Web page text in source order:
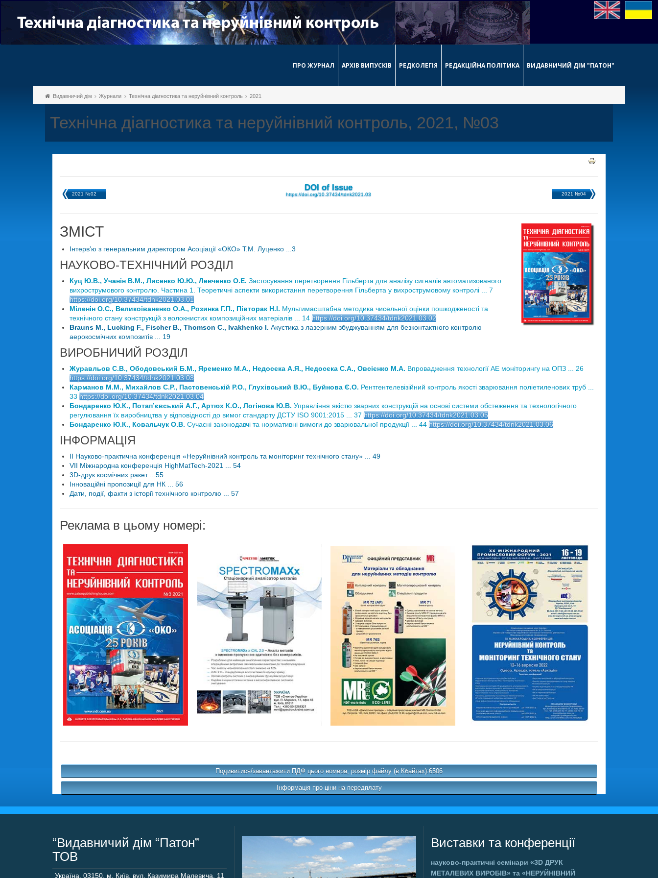
ПРО ЖУРНАЛ АРХІВ ВИПУСКІВ РЕДКОЛЕГІЯ РЕДАКЦІЙНА ПОЛІТИКА ВИДАВНИЧИЙ ДІМ "ПАТОН"
Видавничий дім Журнали Технічна діагностика та неруйнівний контроль 2021
Технічна діагностика та неруйнівний контроль, 2021, №03
2021 №02
DOI of Issue
https://doi.org/10.37434/tdnk2021.03 2021 №04
ЗМІСТ
Інтерв’ю з генеральним директором Асоціації «ОКО» Т.М. Луценко ...3
НАУКОВО-ТЕХНІЧНИЙ РОЗДІЛ
Куц Ю.В., Учанін В.М., Лисенко Ю.Ю., Левченко О.Е. Застосування перетворення Гільберта для аналізу сигналів автоматизованого
вихрострумового контролю. Частина 1. Теоретичні аспекти використання перетворення Гільберта у вихрострумовому контролі ... 7
https://doi.org/10.37434/tdnk2021.03.01
Міленін О.С., Великоіваненко О.А., Розинка Г.П., Півторак Н.І. Мультимасштабна методика чисельної оцінки пошкодженості та
технічного стану конструкцій з волокнистих композиційних матеріалів ... 14 https://doi.org/10.37434/tdnk2021.03.02
Brauns M., Lucking F., Fischer B., Thomson C., Ivakhenko I. Акустика з лазерним збуджуванням для безконтактного контролю
аерокосмічних композитів ... 19
ВИРОБНИЧИЙ РОЗДІЛ
Журавльов С.В., Ободовський Б.М., Яременко М.А., Недосєка А.Я., Недосєка С.А., Овсієнко М.А. Впровадження технології АЕ моніторингу на ОПЗ ... 26
https://doi.org/10.37434/tdnk2021.03.03
Карманов М.М., Михайлов С.Р., Пастовенській Р.О., Глухівський В.Ю., Буйнова Є.О. Рентгентелевізійний контроль якості зварювання поліетиленових труб ...
33 https://doi.org/10.37434/tdnk2021.03.04
Бондаренко Ю.К., Потап’євський А.Г., Артюх К.О., Логінова Ю.В. Управління якістю зварних конструкцій на основі системи обстеження та технологічного
регулювання їх виробництва у відповідності до вимог стандарту ДСТУ ISO 9001:2015 ... 37 https://doi.org/10.37434/tdnk2021.03.05
Бондаренко Ю.К., Ковальчук О.В. Сучасні законодавчі та нормативні вимоги до зварювальної продукції ... 44 https://doi.org/10.37434/tdnk2021.03.06
ІНФОРМАЦІЯ
II Науково-практична конференція «Неруйнівний контроль та моніторинг технічного стану» ... 49
VII Міжнародна конференція HighMatTech-2021 ... 54
3D-друк космічних ракет ...55
Інноваційні пропозиції для НК ... 56
Дати, події, факти з історії технічного контролю ... 57
Реклама в цьому номері:
Подивитися/завантажити ПДФ цього номера, розмір файлу (в Кбайтах):6506
Інформація про ціни на передплату
“Видавничий дім “Патон”
ТОВ
Україна 03150 м. Київ, вул. Казимира Малевича, 11
Виставки та конференції
науково-практичні семінари«3D ДРУК
МЕТАЛЕВИХ ВИРОБІВ» та«НЕРУЙНІВНИЙ